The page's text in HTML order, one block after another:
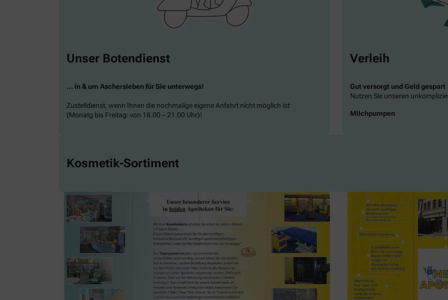
Unser Botendienst
… in & um Aschersleben für Sie unterwegs!
Zustelldienst, wenn Ihnen die nochmalige eigene Anfahrt nicht möglich ist
(Monatg bis Freitag: von 18.00 – 21.00 Uhr)!
Verleih
Gut versorgt und Geld gespart
Nutzen Sie unseren
Milchpumpen
Kosmetik-Sortiment